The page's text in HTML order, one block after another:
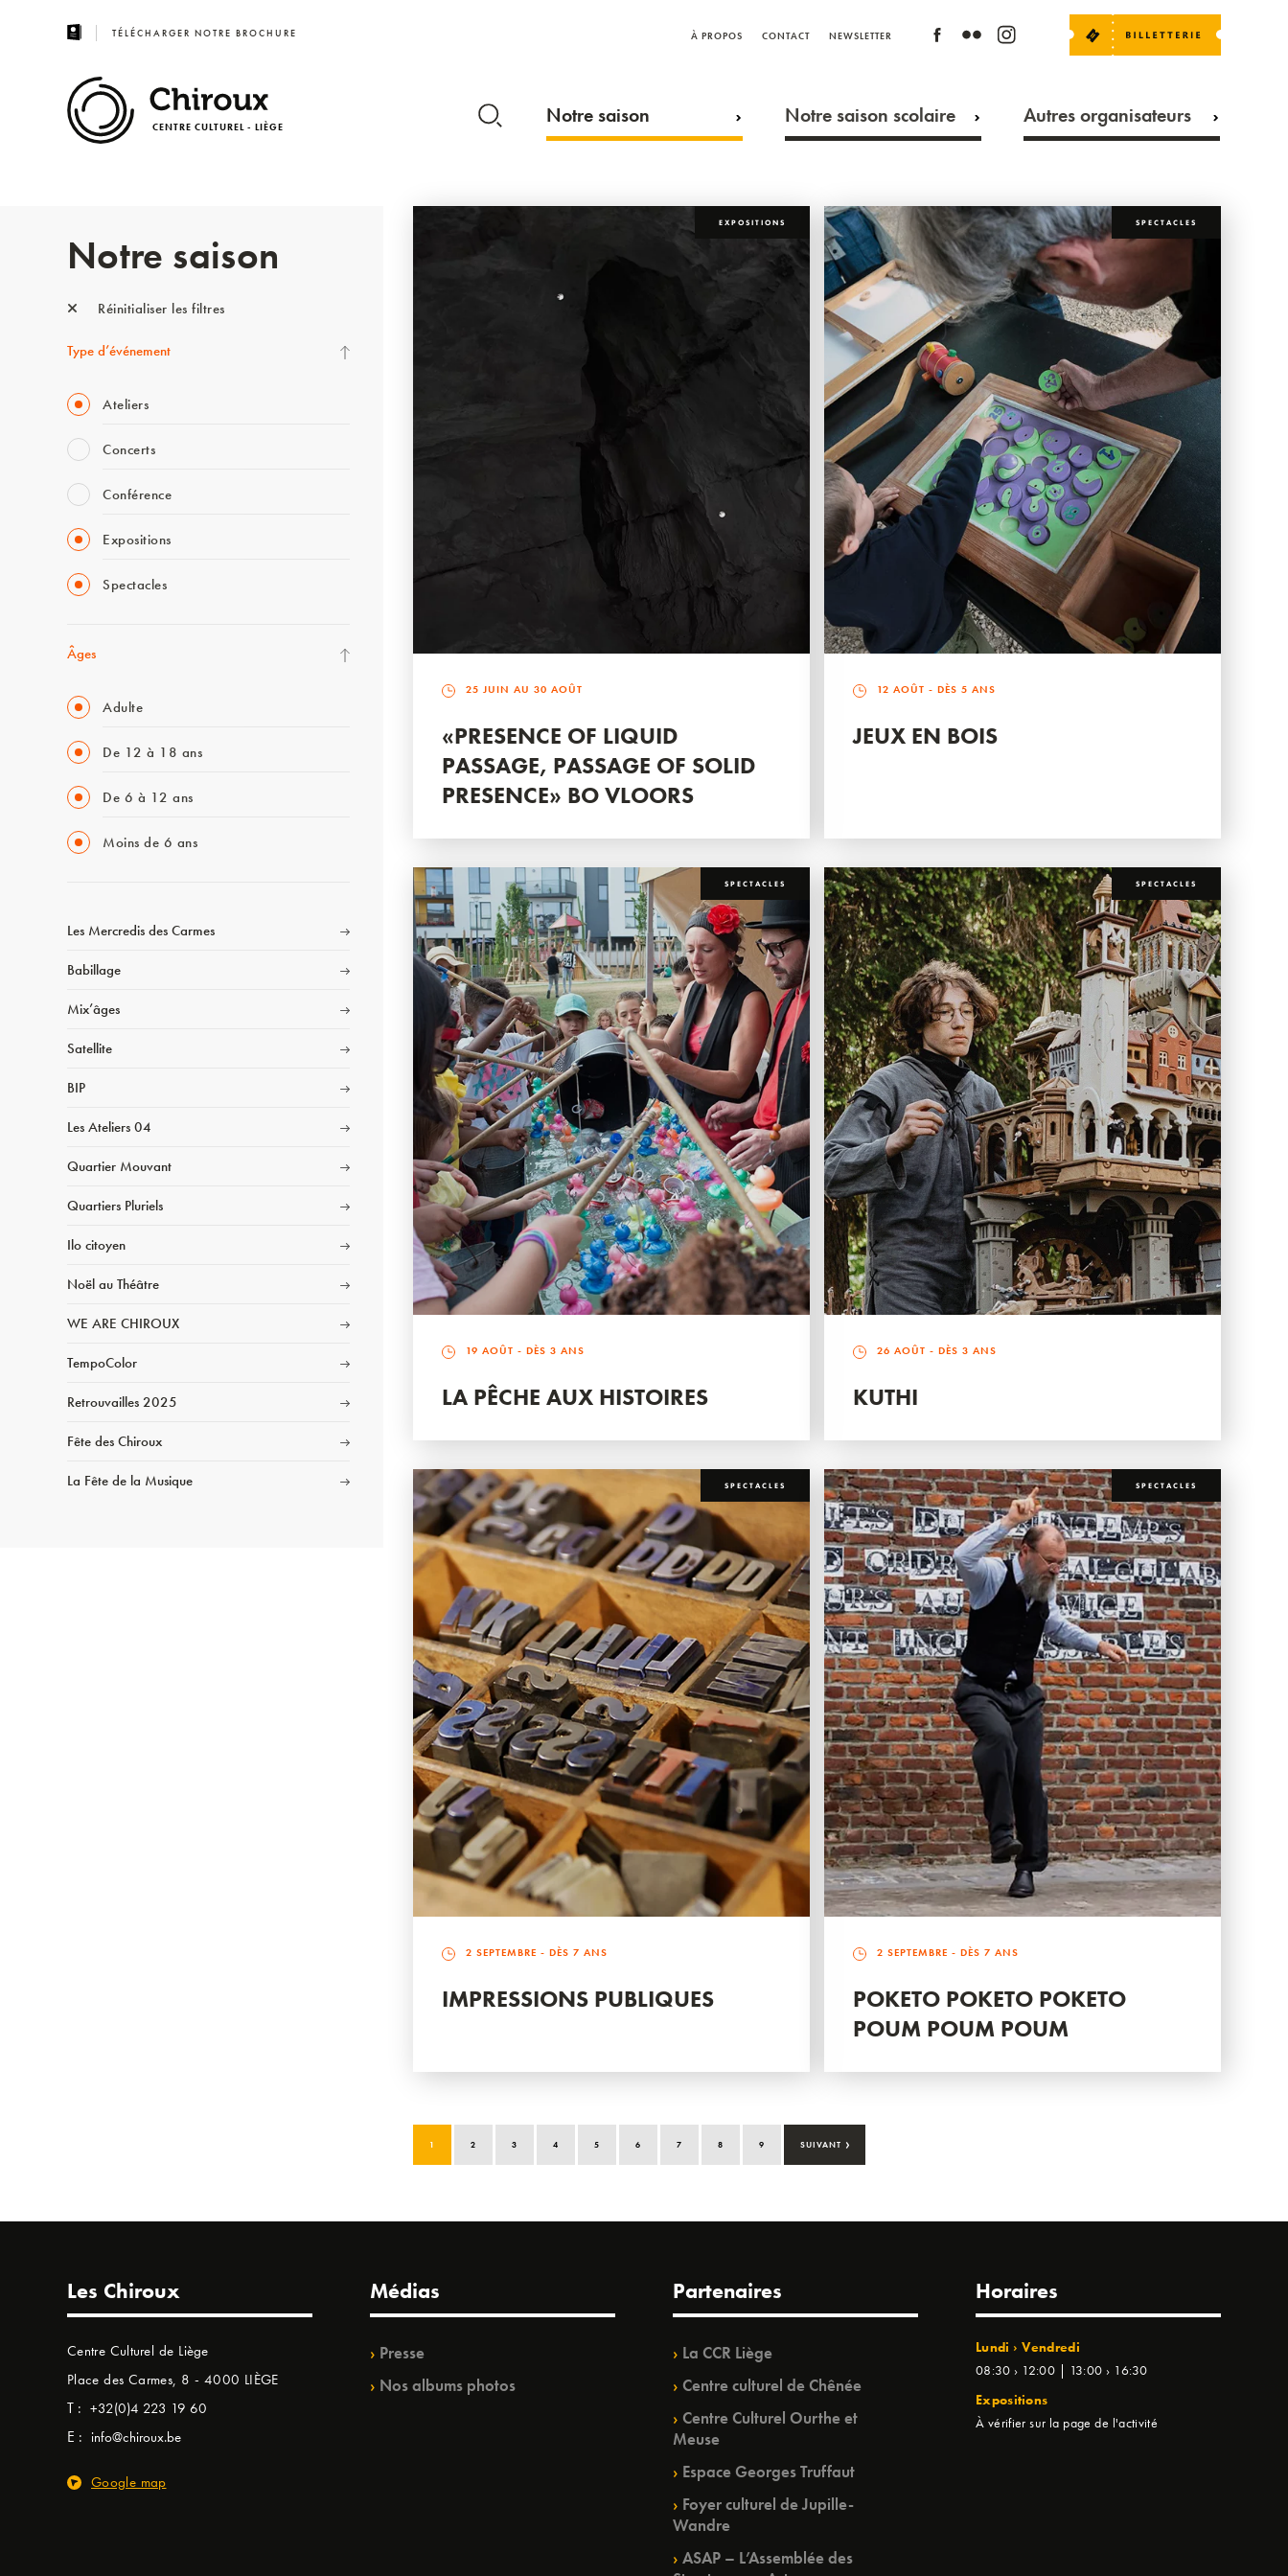
TÉLÉCHARGER NOTRE BROCHURE À PROPOS CONTACT NEWSLETTER
CENTRE CULTUREL - LIÈGE Notre saison Notre saison scolaire Autres organisateurs
Notre saison
Réinitialiser les filtres
Type d’événement
Ateliers
Concerts
Conférence
Expositions
Spectacles
Âges
Adulte
De 12 à 18 ans
De 6 à 12 ans
Moins de 6 ans
Les Mercredis des Carmes
Babillage
Mix’âges
Satellite
BIP
Les Ateliers 04
Quartier Mouvant
Quartiers Pluriels
Ilo citoyen
Noël au Théâtre
WE ARE CHIROUX
TempoColor
Retrouvailles 2025
Fête des Chiroux
La Fête de la Musique
EXPOSITIONS
25 JUIN AU 30 AOÛT
«PRESENCE OF LIQUID
PASSAGE, PASSAGE OF SOLID
PRESENCE» BO VLOORS
SPECTACLES
12 AOÛT - DÈS 5 ANS
JEUX EN BOIS
SPECTACLES
19 AOÛT - DÈS 3 ANS
LA PÊCHE AUX HISTOIRES
SPECTACLES
26 AOÛT - DÈS 3 ANS
KUTHI
SPECTACLES
2 SEPTEMBRE - DÈS 7 ANS
IMPRESSIONS PUBLIQUES
SPECTACLES
2 SEPTEMBRE - DÈS 7 ANS
POKETO POKETO POKETO
POUM POUM POUM
1 2 3 4 5 6 7 8 9 SUIVANT ›
Les Chiroux
Centre Culturel de Liège
Place des Carmes, 8 - 4000 LIÈGE
T : +32(0)4 223 19 60
E : info@chiroux.be
Google map
Médias
Presse
Nos albums photos
Partenaires
La CCR Liège
Centre culturel de Chênée
Centre Culturel Ourthe et
Meuse
Espace Georges Truffaut
Foyer culturel de Jupille-
Wandre
ASAP – L’Assemblée des
Horaires
Lundi › Vendredi
08:30 › 12:00 | 13:00 › 16:30
Expositions
À vérifier sur la page de l'activité